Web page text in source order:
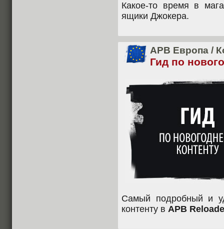
Какое-то время в
ящики Джокера.
APB Европа /
Гид по
Самый подробный и
контенту в APB